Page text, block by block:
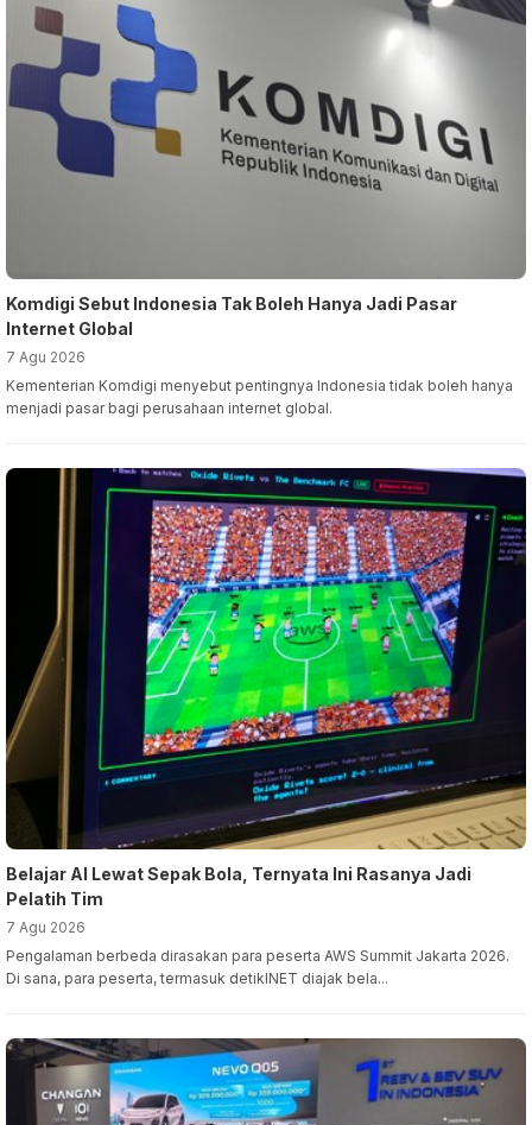
Komdigi Sebut Indonesia Tak Boleh Hanya Jadi Pasar
Internet Global
7 Agu 2026
Kementerian Komdigi menyebut pentingnya Indonesia tidak boleh hanya
menjadi pasar bagi perusahaan internet global.
Belajar AI Lewat Sepak Bola, Ternyata Ini Rasanya Jadi
Pelatih Tim
7 Agu 2026
Pengalaman berbeda dirasakan para peserta AWS Summit Jakarta 2026.
Di sana, para peserta, termasuk detikINET diajak bela...